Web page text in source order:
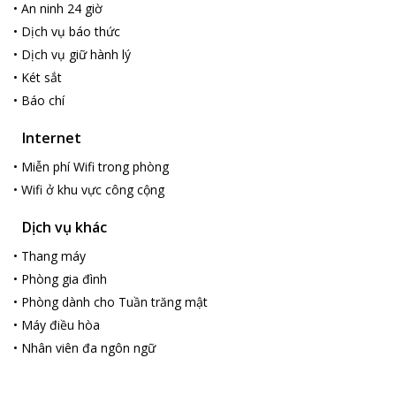
nơi có các khu vui chơi giải trí, viện hải dương học… mà bạn có
thể dễ dàng tiêp cận chỉ với vài bước chân khi nghỉ tại khách sạn.
Galina Hotel & Spamang đến cho bạn không chỉ là một không
gian nghỉ dưỡng mà còn là cả một lộ trình chăm sóc, cải thiện
sức khỏe chuyên ngiệp, cùng với những tiện nghi nghỉ ngơi cao
• An ninh 24 giờ
• Dịch vụ báo thức
• Dịch vụ giữ hành lý
• Két sắt
• Báo chí
Internet
• Miễn phí Wifi trong phòng
• Wifi ở khu vực công cộng
Dịch vụ khác
• Thang máy
• Phòng gia đình
• Phòng dành cho Tuần trăng mật
• Máy điều hòa
• Nhân viên đa ngôn ngữ